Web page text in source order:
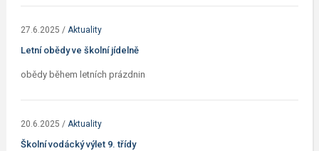
27.6.2025 / Aktuality
Letní obědy ve školní jídelně
obědy během letních prázdnin
20.6.2025 / Aktuality
Školní vodácký výlet 9. třídy